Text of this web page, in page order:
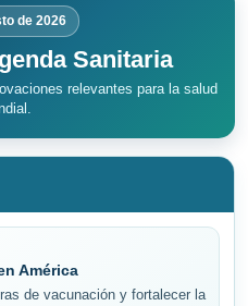
de 2026
Sanitaria
relevantes para la salud
América
de vacunación y fortalecer la